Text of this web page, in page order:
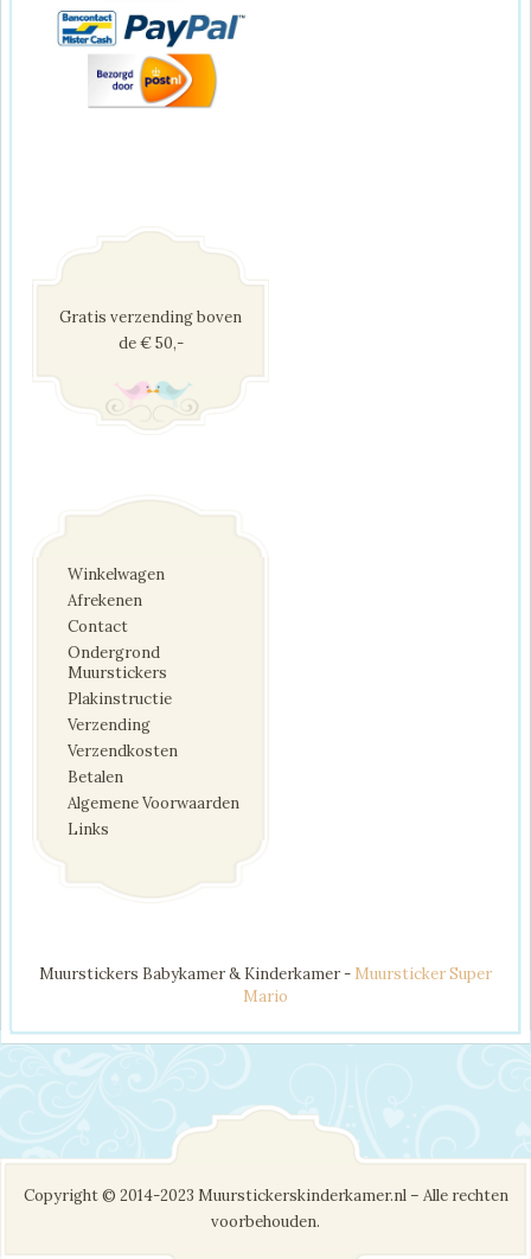
Gratis verzending boven
de € 50,-
Winkelwagen
Afrekenen
Contact
Ondergrond
Muurstickers
Plakinstructie
Verzending
Verzendkosten
Betalen
Algemene Voorwaarden
Links
Muurstickers Babykamer & Kinderkamer - Muursticker Super
Mario
Copyright © 2014-2023 Muurstickerskinderkamer.nl – Alle rechten
voorbehouden.